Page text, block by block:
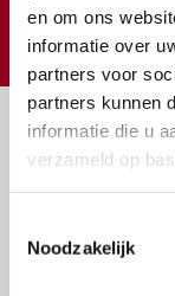
en om ons
informatie over
partners voor
partners kunnen
informatie die u
verzameld op
Noodzakelijk
€
Vragen?